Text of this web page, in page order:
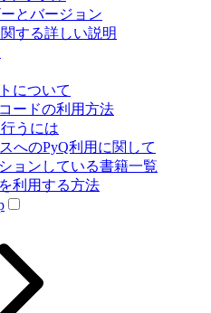
とバージョン
する詳しい説明
について
ードの利用方法
うには
へのPyQ利用に関して
ョンしている書籍一覧
利用する方法